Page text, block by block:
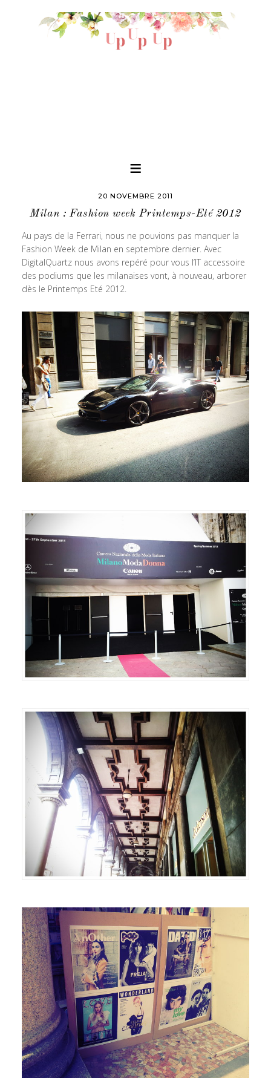
20 NOVEMBRE 2011
Milan : Fashion week Printemps-Eté 2012
Au pays de la Ferrari, nous ne pouvions pas manquer la
Fashion Week de Milan en septembre dernier. Avec
DigitalQuartz nous avons repéré pour vous l’IT accessoire
des podiums que les milanaises vont, à nouveau, arborer
dès le Printemps Eté 2012.